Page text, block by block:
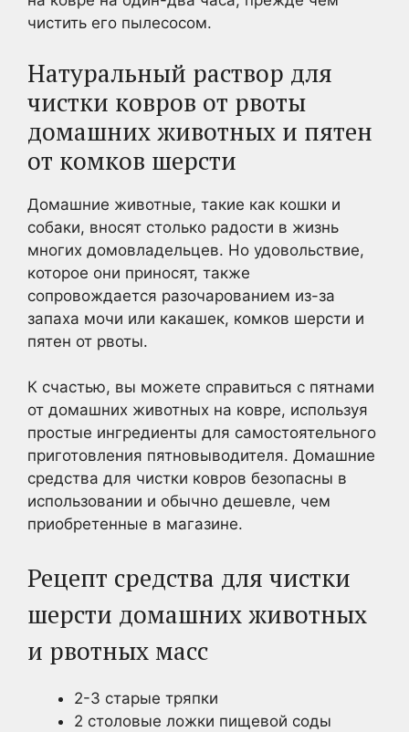
чистить его пылесосом.
Натуральный раствор для
чистки ковров от рвоты
домашних животных и пятен
от комков шерсти
Домашние животные, такие как кошки и
собаки, вносят столько радости в жизнь
многих домовладельцев. Но удовольствие,
которое они приносят, также
сопровождается разочарованием из-за
запаха мочи или какашек, комков шерсти и
пятен от рвоты.
К счастью, вы можете справиться с пятнами
от домашних животных на ковре, используя
простые ингредиенты для самостоятельного
приготовления пятновыводителя. Домашние
средства для чистки ковров безопасны в
использовании и обычно дешевле, чем
приобретенные в магазине.
Рецепт средства для чистки
шерсти домашних животных
и рвотных масс
2-3 старые тряпки
2 столовые ложки пищевой соды